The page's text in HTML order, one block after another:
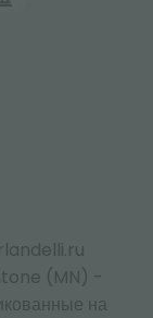
(MN) -
на